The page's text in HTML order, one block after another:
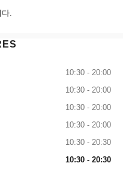
다.
10:30 - 20:00
10:30 - 20:00
10:30 - 20:00
10:30 - 20:00
10:30 - 20:30
10:30 - 20:30